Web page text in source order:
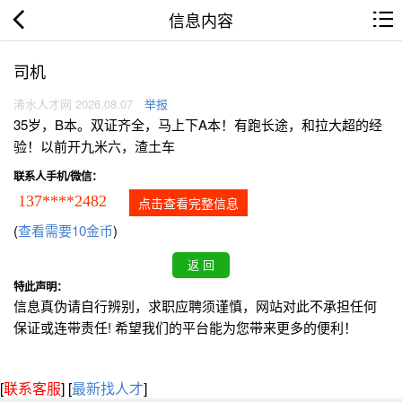
信息内容
司机
浠水人才网 2026.08.07 举报
35岁，B本。双证齐全，马上下A本！有跑长途，和拉大超的经
验！以前开九米六，渣土车
联系人手机/微信：
137****2482 点击查看完整信息
(查看需要10金币)
特此声明：
信息真伪请自行辨别，求职应聘须谨慎，网站对此不承担任何
保证或连带责任! 希望我们的平台能为您带来更多的便利！
[联系客服] [最新找人才]